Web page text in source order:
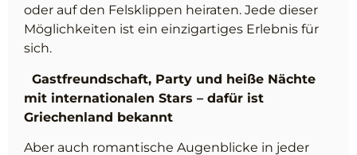
oder auf den Felsklippen heiraten. Jede dieser
Möglichkeiten ist ein einzigartiges Erlebnis für
sich.
Gastfreundschaft, Party und heiße Nächte
mit internationalen Stars – dafür ist
Griechenland bekannt
Aber auch romantische Augenblicke in jeder